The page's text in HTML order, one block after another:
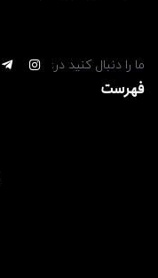
ما را دنبال کنید در:
فهرست